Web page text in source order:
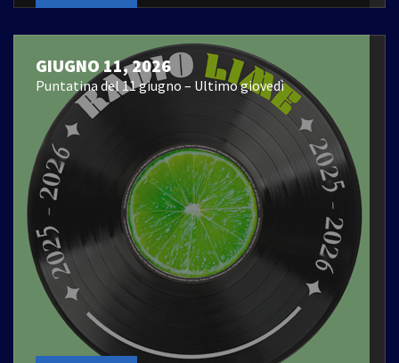
GIUGNO 11, 2026
Puntatina del 11 giugno – Ultimo giovedì